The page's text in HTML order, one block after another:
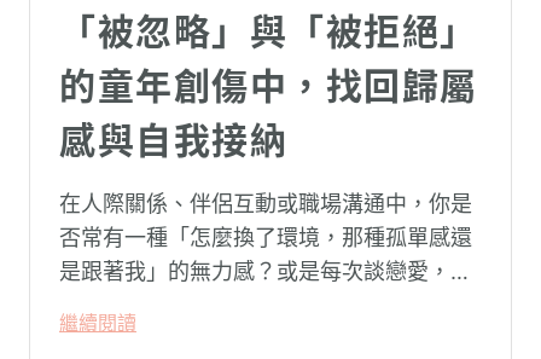
「被忽略」與「被拒絕」
的童年創傷中，找回歸屬
感與自我接納
在人際關係、伴侶互動或職場溝通中，你是
否常有一種「怎麼換了環境，那種孤單感還
是跟著我」的無力感？或是每次談戀愛，總
卻演變成兩敗俱傷？
繼續閱讀